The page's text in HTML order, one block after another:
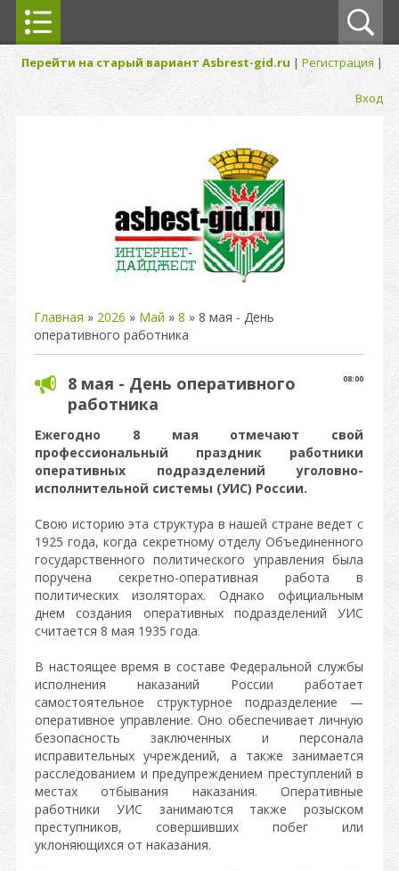
Перейти на старый вариант Asbrest-gid.ru | Регистрация |
Вход
Главная » 2026 » Май » 8 » 8 мая - День
оперативного работника
08:00
8 мая - День оперативного
работника
Ежегодно 8 мая отмечают свой
профессиональный праздник работники
оперативных подразделений уголовно-
исполнительной системы (УИС) России.
Свою историю эта структура в нашей стране ведет с
1925 года, когда секретному отделу Объединенного
государственного политического управления была
поручена секретно-оперативная работа в
политических изоляторах. Однако официальным
днем создания оперативных подразделений УИС
считается 8 мая 1935 года.
В настоящее время в составе Федеральной службы
исполнения наказаний России работает
самостоятельное структурное подразделение —
оперативное управление. Оно обеспечивает личную
безопасность заключенных и персонала
исправительных учреждений, а также занимается
расследованием и предупреждением преступлений в
местах отбывания наказания. Оперативные
работники УИС занимаются также розыском
преступников, совершивших побег или
уклоняющихся от наказания.